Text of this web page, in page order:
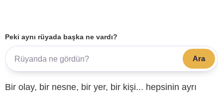
Peki aynı rüyada başka ne vardı?
Ara
Bir olay, bir nesne, bir yer, bir kişi... hepsinin ayrı